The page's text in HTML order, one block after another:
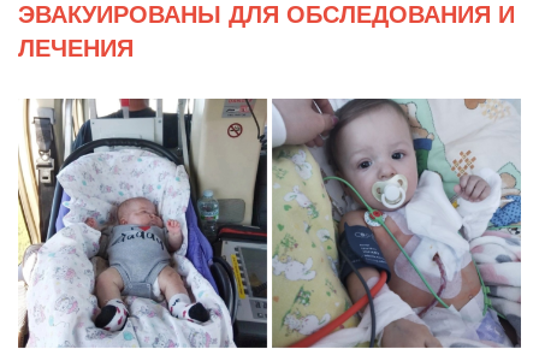
ЭВАКУИРОВАНЫ ДЛЯ ОБСЛЕДОВАНИЯ И
ЛЕЧЕНИЯ